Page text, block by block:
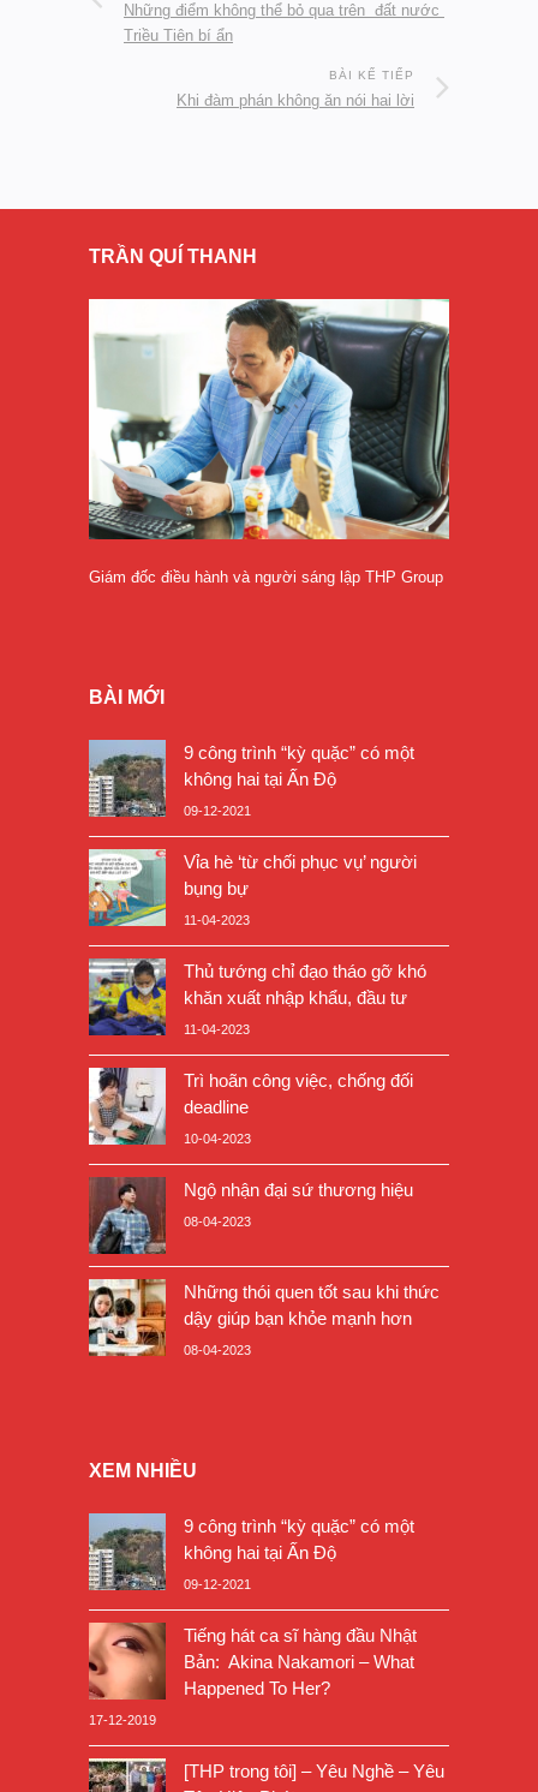
Những điểm không thể bỏ qua trên đất nước
Triều Tiên bí ẩn
BÀI KẾ TIẾP
Khi đàm phán không ăn nói hai lời
TRẦN QUÍ THANH
Giám đốc điều hành và người sáng lập THP Group
BÀI MỚI
9 công trình “kỳ quặc” có một
không hai tại Ấn Độ
09-12-2021
Vỉa hè ‘từ chối phục vụ’ người
bụng bự
11-04-2023
Thủ tướng chỉ đạo tháo gỡ khó
khăn xuất nhập khẩu, đầu tư
11-04-2023
Trì hoãn công việc, chống đối
deadline
10-04-2023
Ngộ nhận đại sứ thương hiệu
08-04-2023
Những thói quen tốt sau khi thức
dậy giúp bạn khỏe mạnh hơn
08-04-2023
XEM NHIỀU
9 công trình “kỳ quặc” có một
không hai tại Ấn Độ
09-12-2021
Tiếng hát ca sĩ hàng đầu Nhật
Bản: Akina Nakamori – What
Happened To Her?
17-12-2019
[THP trong tôi] – Yêu Nghề – Yêu